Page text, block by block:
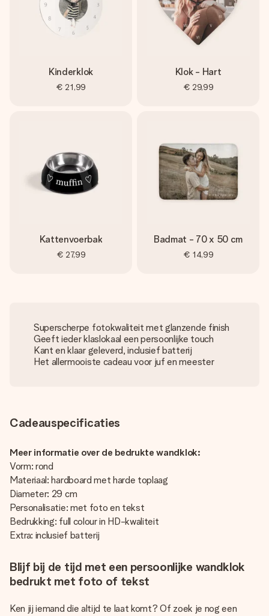
Kinderklok
€ 21,99
Klok - Hart
€ 29,99
Kattenvoerbak
€ 27,99
Badmat - 70 x 50 cm
€ 14,99
Superscherpe fotokwaliteit met glanzende finish
Geeft ieder klaslokaal een persoonlijke touch
Kant en klaar geleverd, inclusief batterij
Het allermooiste cadeau voor juf en meester
Cadeauspecificaties
Meer informatie over de bedrukte wandklok:
Vorm: rond
Materiaal: hardboard met harde toplaag
Diameter: 29 cm
Personalisatie: met foto en tekst
Bedrukking: full colour in HD-kwaliteit
Extra: inclusief batterij
Blijf bij de tijd met een persoonlijke wandklok
bedrukt met foto of tekst
Ken jij iemand die altijd te laat komt? Of zoek je nog een